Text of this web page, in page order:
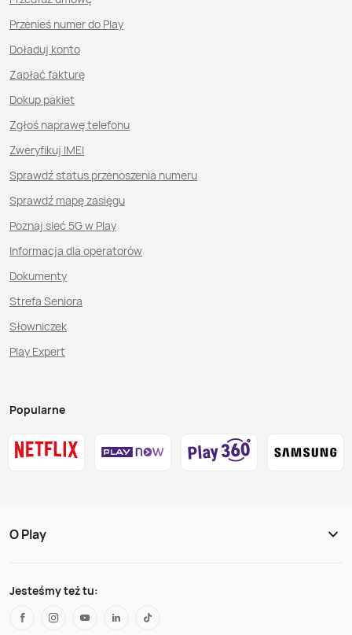
Przenieś numer do Play
Doładuj konto
Zapłać fakturę
Dokup pakiet
Zgłoś naprawę telefonu
Zweryfikuj IMEI
Sprawdź status przenoszenia numeru
Sprawdź mapę zasięgu
Poznaj sieć 5G w Play
Informacja dla operatorów
Dokumenty
Strefa Seniora
Słowniczek
Play Expert
Popularne
O Play
Jesteśmy też tu: